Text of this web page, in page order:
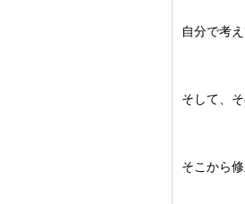
自分で考
そして、
そこから修